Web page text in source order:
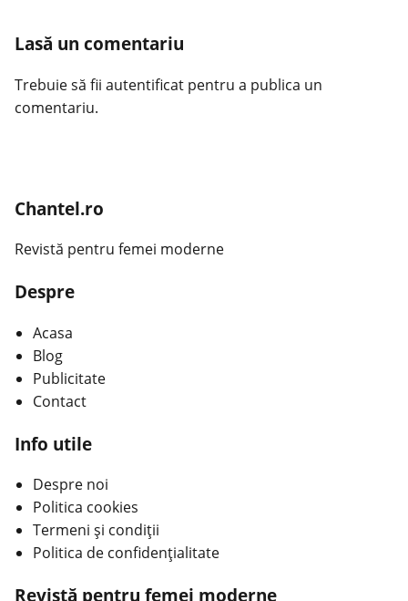
Lasă un comentariu
Trebuie să fii autentificat pentru a publica un
comentariu.
Chantel.ro
Revistă pentru femei moderne
Despre
Acasa
Blog
Publicitate
Contact
Info utile
Despre noi
Politica cookies
Termeni și condiții
Politica de confidențialitate
Revistă pentru femei moderne